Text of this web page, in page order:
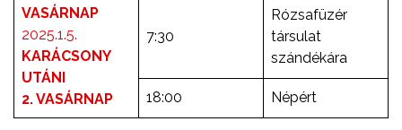
VASÁRNAP
2025.1.5.
KARÁCSONY
UTÁNI
2. VASÁRNAP
7:30
Rózsafüzér
társulat
szándékára
18:00 Népért